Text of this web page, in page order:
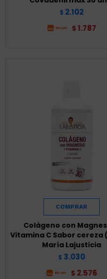
$ 2.102
$ 1.787
Colágeno con
Vitamina C Sabor cereza
María Lajusticia
$ 3.030
$ 2.576